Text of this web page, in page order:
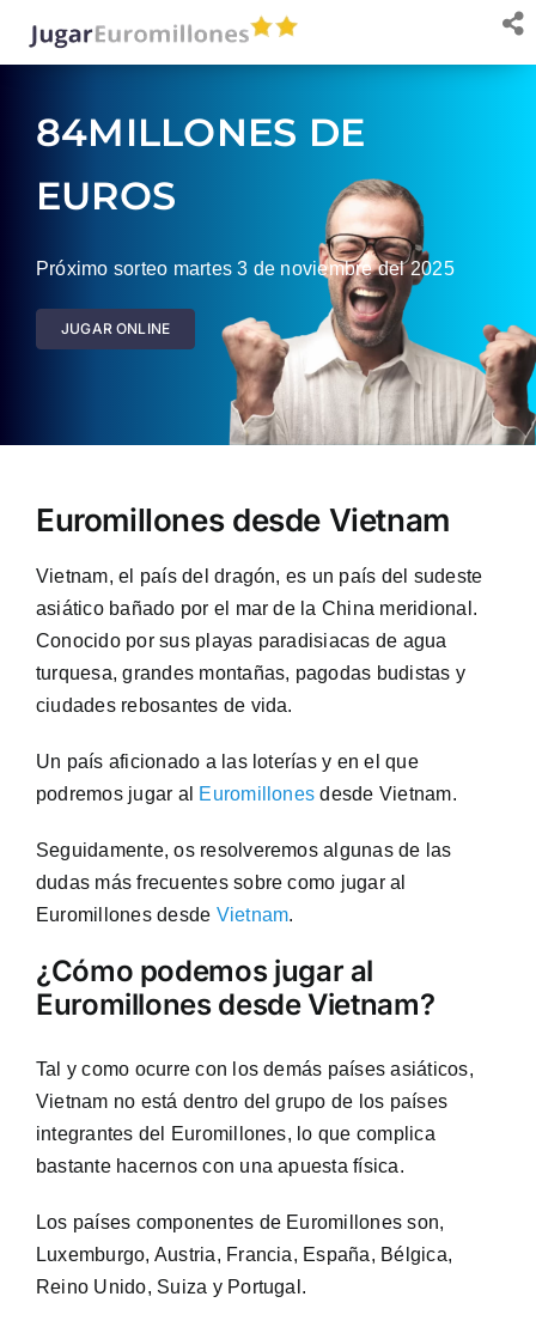
84MILLONES DE
EUROS
Próximo sorteo martes 3 de noviembre del 2025
JUGAR ONLINE
Euromillones desde Vietnam
Vietnam, el país del dragón, es un país del sudeste
asiático bañado por el mar de la China meridional.
Conocido por sus playas paradisiacas de agua
turquesa, grandes montañas, pagodas budistas y
ciudades rebosantes de vida.
Un país aficionado a las loterías y en el que
podremos jugar al Euromillones desde Vietnam.
Seguidamente, os resolveremos algunas de las
dudas más frecuentes sobre como jugar al
Euromillones desde Vietnam.
¿Cómo podemos jugar al
Euromillones desde Vietnam?
Tal y como ocurre con los demás países asiáticos,
Vietnam no está dentro del grupo de los países
integrantes del Euromillones, lo que complica
bastante hacernos con una apuesta física.
Los países componentes de Euromillones son,
Luxemburgo, Austria, Francia, España, Bélgica,
Reino Unido, Suiza y Portugal.